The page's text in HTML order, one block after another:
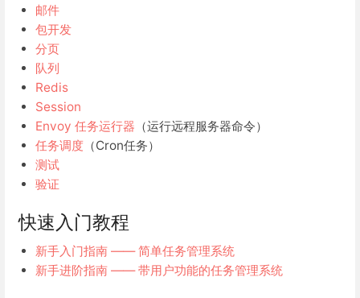
邮件
包开发
分页
队列
Redis
Session
Envoy 任务运行器 （运行远程服务器命令）
任务调度（Cron任务）
测试
验证
快速入门教程
新手入门指南 —— 简单任务管理系统
新手进阶指南 —— 带用户功能的任务管理系统